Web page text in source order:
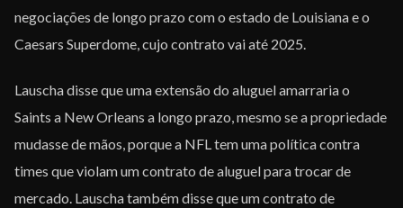
negociações de longo prazo com o estado de Louisiana e o
Caesars Superdome, cujo contrato vai até 2025.
Lauscha disse que uma extensão do aluguel amarraria o
Saints a New Orleans a longo prazo, mesmo se a propriedade
mudasse de mãos, porque a NFL tem uma política contra
times que violam um contrato de aluguel para trocar de
mercado. Lauscha também disse que um contrato de